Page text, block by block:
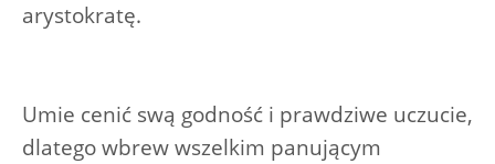
arystokratę.
Umie cenić swą godność i prawdziwe uczucie,
dlatego wbrew wszelkim panującym